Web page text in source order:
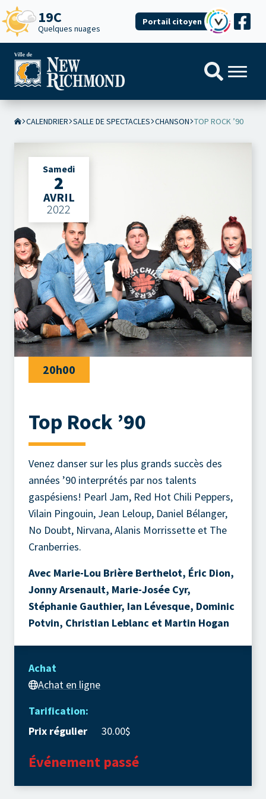
19C
Quelques nuages
Portail citoyen
CALENDRIER SALLE DE SPECTACLES CHANSON TOP ROCK ’90
Samedi
2
AVRIL
2022
20h00
Top Rock ’90
Venez danser sur les plus grands succès des
années ’90 interprétés par nos talents
gaspésiens! Pearl Jam, Red Hot Chili Peppers,
Vilain Pingouin, Jean Leloup, Daniel Bélanger,
No Doubt, Nirvana, Alanis Morrissette et The
Cranberries.
Avec Marie-Lou Brière Berthelot, Éric Dion,
Jonny Arsenault, Marie-Josée Cyr,
Stéphanie Gauthier, Ian Lévesque, Dominic
Potvin, Christian Leblanc et Martin Hogan
Achat
Achat en ligne
Tarification:
Prix régulier
30.00$
Événement passé